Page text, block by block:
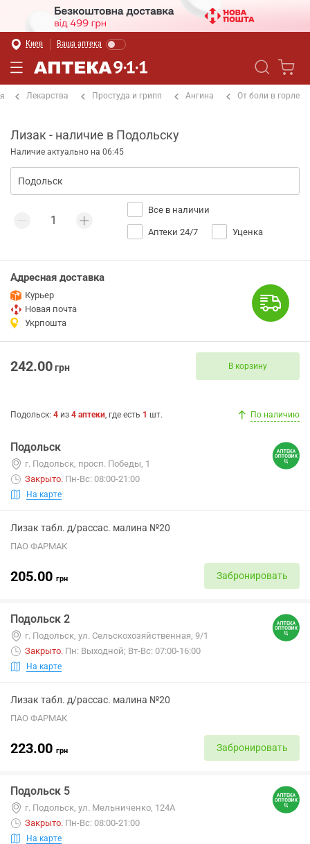
Киев Ваша аптека
Лекарства Простуда и грипп Ангина От боли в горле
Лизак - наличие в Подольску
Наличие актуально на 06:45
Все в наличии
Аптеки 24/7 Уценка
Адресная доставка
Курьер
Новая почта
Укрпошта
242.00грн В корзину
Подольск: 4 из 4 аптеки, где есть 1 шт. По наличию
Подольск
г. Подольск, просп. Победы, 1
Закрыто. Пн-Вс: 08:00-21:00
На карте
Лизак табл. д/рассас. малина №20
ПАО ФАРМАК
205.00 грн Забронировать
Подольск 2
г. Подольск, ул. Сельскохозяйственная, 9/1
Закрыто. Пн: Выходной; Вт-Вс: 07:00-16:00
На карте
Лизак табл. д/рассас. малина №20
ПАО ФАРМАК
223.00 грн Забронировать
Подольск 5
г. Подольск, ул. Мельниченко, 124А
Закрыто. Пн-Вс: 08:00-21:00
На карте